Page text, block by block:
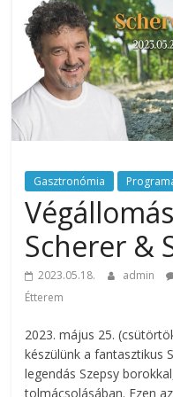
rendezvény
ajánlatok.
Rendezvények,
rendezvénytechnika,
rendezvényeszközök,
catering.
úgy
profi
rendezvényszervező
mint
céges
rendezvények
szervezőinek,
Gasztronómia
Scherer &
2023.05.18. admin
Étterem
2023. május 25.
készülünk a fantasztikus
legendás Szepsy
tolmácsolásában. Ezen